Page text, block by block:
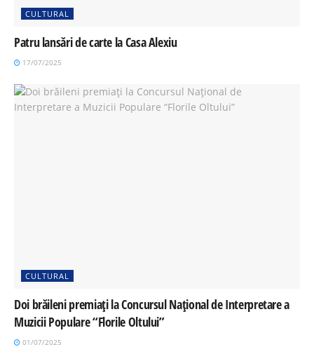
CULTURAL
Patru lansări de carte la Casa Alexiu
17/07/2025
CULTURAL
Doi brăileni premiați la Concursul Național de Interpretare a
Muzicii Populare “Florile Oltului”
01/07/2025